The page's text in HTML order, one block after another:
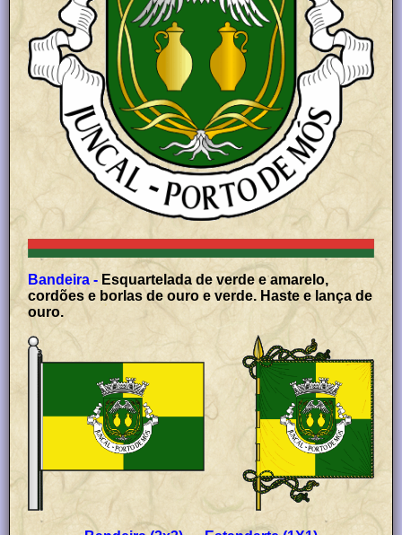
Bandeira - Esquartelada de verde e amarelo,
cordões e borlas de ouro e verde. Haste e lança de
ouro.